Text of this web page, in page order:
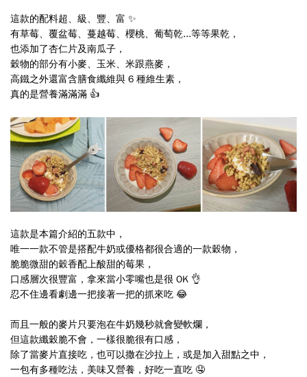
這款的配料超、級、豐、富 ✨
有草莓、覆盆莓、蔓越莓、櫻桃、葡萄乾...等等果乾，
也添加了杏仁片及南瓜子，
穀物的部分有小麥、玉米、米跟燕麥，
高鐵之外還富含膳食纖維與 6 種維生素 ，
真的是營養滿滿滿 👍
這款是本篇介紹的五款中，
唯一一款不管是搭配牛奶或優格都很合適的一款穀物，
脆脆微甜的穀香配上酸甜的莓果，
口感層次很豐富，拿來當小零嘴也是很 OK 👌
忍不住邊看劇邊一把接著一把的抓來吃 😂
而且一般的麥片只要泡在牛奶幾秒就會變軟爛，
但這款纖穀脆不會，一樣很脆很有口感，
除了當麥片直接吃，也可以撒在沙拉上，或是加入甜點之中，
一包有多種吃法，美味又營養，好吃一直吃 🤤